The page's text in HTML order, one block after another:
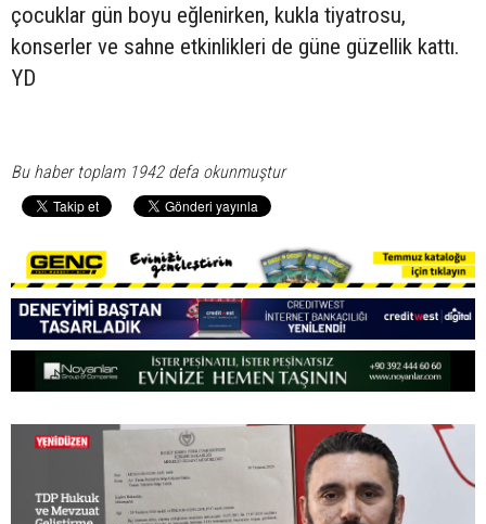
çocuklar gün boyu eğlenirken, kukla tiyatrosu,
konserler ve sahne etkinlikleri de güne güzellik kattı.
YD
Bu haber toplam 1942 defa okunmuştur